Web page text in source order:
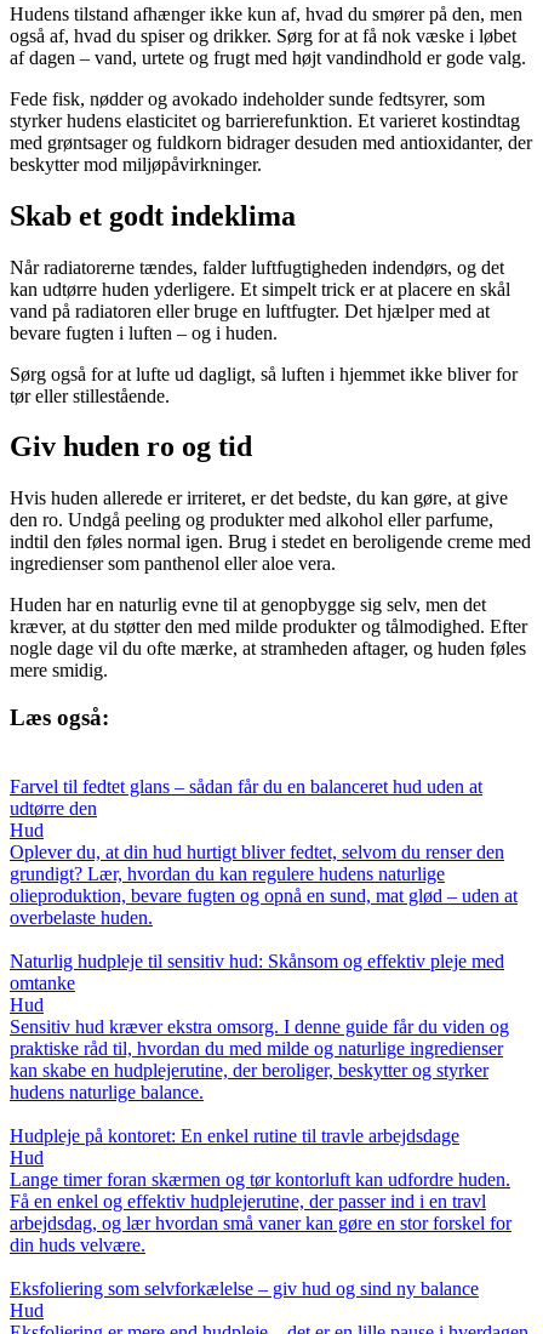
Hudens tilstand afhænger ikke kun af, hvad du smører på den, men
også af, hvad du spiser og drikker. Sørg for at få nok væske i løbet
af dagen – vand, urtete og frugt med højt vandindhold er gode valg.
Fede fisk, nødder og avokado indeholder sunde fedtsyrer, som
styrker hudens elasticitet og barrierefunktion. Et varieret kostindtag
med grøntsager og fuldkorn bidrager desuden med antioxidanter, der
beskytter mod miljøpåvirkninger.
Skab et godt indeklima
Når radiatorerne tændes, falder luftfugtigheden indendørs, og det
kan udtørre huden yderligere. Et simpelt trick er at placere en skål
vand på radiatoren eller bruge en luftfugter. Det hjælper med at
bevare fugten i luften – og i huden.
Sørg også for at lufte ud dagligt, så luften i hjemmet ikke bliver for
tør eller stillestående.
Giv huden ro og tid
Hvis huden allerede er irriteret, er det bedste, du kan gøre, at give
den ro. Undgå peeling og produkter med alkohol eller parfume,
indtil den føles normal igen. Brug i stedet en beroligende creme med
ingredienser som panthenol eller aloe vera.
Huden har en naturlig evne til at genopbygge sig selv, men det
kræver, at du støtter den med milde produkter og tålmodighed. Efter
nogle dage vil du ofte mærke, at stramheden aftager, og huden føles
mere smidig.
Læs også:
Farvel til fedtet glans – sådan får du en balanceret hud uden at
udtørre den
Hud
Oplever du, at din hud hurtigt bliver fedtet, selvom du renser den
grundigt? Lær, hvordan du kan regulere hudens naturlige
olieproduktion, bevare fugten og opnå en sund, mat glød – uden at
overbelaste huden.
Naturlig hudpleje til sensitiv hud: Skånsom og effektiv pleje med
omtanke
Hud
Sensitiv hud kræver ekstra omsorg. I denne guide får du viden og
praktiske råd til, hvordan du med milde og naturlige ingredienser
kan skabe en hudplejerutine, der beroliger, beskytter og styrker
hudens naturlige balance.
Hudpleje på kontoret: En enkel rutine til travle arbejdsdage
Hud
Lange timer foran skærmen og tør kontorluft kan udfordre huden.
Få en enkel og effektiv hudplejerutine, der passer ind i en travl
arbejdsdag, og lær hvordan små vaner kan gøre en stor forskel for
din huds velvære.
Eksfoliering som selvforkælelse – giv hud og sind ny balance
Hud